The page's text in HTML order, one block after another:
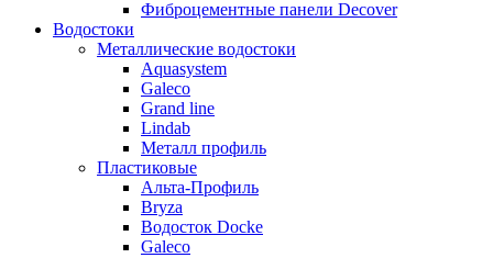
Фиброцементные панели Decover
Водостоки
Металлические водостоки
Aquasystem
Galeco
Grand line
Lindab
Металл профиль
Пластиковые
Альта-Профиль
Bryza
Водосток Docke
Galeco